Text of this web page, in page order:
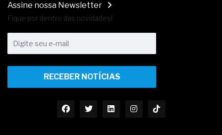
Assine nossa Newsletter
Fique por dentro das novidades!
RECEBER NOTÍCIAS